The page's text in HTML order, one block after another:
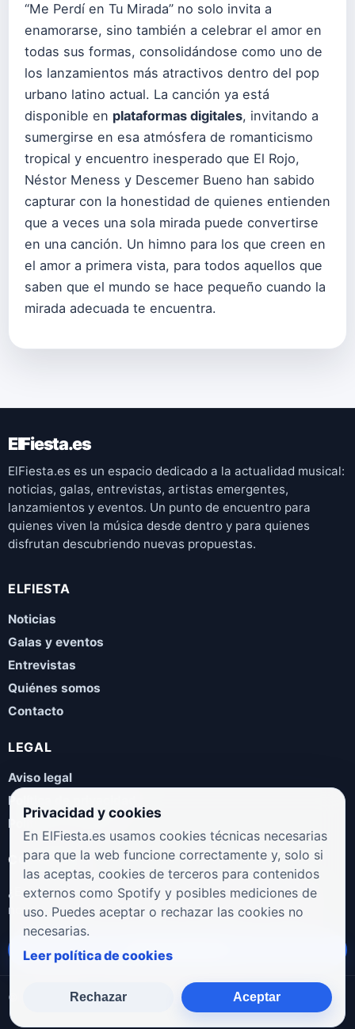
“Me Perdí en Tu Mirada” no solo invita a
enamorarse, sino también a celebrar el amor en
todas sus formas, consolidándose como uno de
los lanzamientos más atractivos dentro del pop
urbano latino actual. La canción ya está
disponible en plataformas digitales, invitando a
sumergirse en esa atmósfera de romanticismo
tropical y encuentro inesperado que El Rojo,
Néstor Meness y Descemer Bueno han sabido
capturar con la honestidad de quienes entienden
que a veces una sola mirada puede convertirse
en una canción. Un himno para los que creen en
el amor a primera vista, para todos aquellos que
saben que el mundo se hace pequeño cuando la
mirada adecuada te encuentra.
ElFiesta.es
ElFiesta.es es un espacio dedicado a la actualidad musical:
noticias, galas, entrevistas, artistas emergentes,
lanzamientos y eventos. Un punto de encuentro para
quienes viven la música desde dentro y para quienes
disfrutan descubriendo nuevas propuestas.
ELFIESTA
Noticias
Galas y eventos
Entrevistas
Quiénes somos
Contacto
LEGAL
Aviso legal
Política de privacidad
Política de cookies
COLABORA
¿Eres artista, manager, sello o promotor? Envíanos tus
novedades, galas, entrevistas o propuestas musicales.
Enviar propuesta
© 2026 ElFiesta.es Noticias · Galas · Entrevistas · Música
Privacidad y cookies
En ElFiesta.es usamos cookies técnicas necesarias
para que la web funcione correctamente y, solo si
las aceptas, cookies de terceros para contenidos
externos como Spotify y posibles mediciones de
uso. Puedes aceptar o rechazar las cookies no
necesarias.
Leer política de cookies
Rechazar Aceptar